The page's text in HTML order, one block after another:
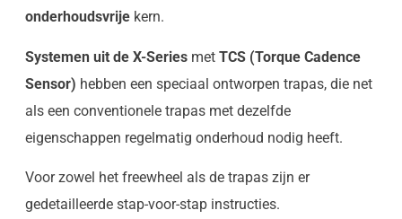
onderhoudsvrijekern.
Systemen uit de X-Seriesmet TCS (Torque Cadence
Sensor) hebben een speciaal ontworpen trapas, die net
als een conventionele trapas met dezelfde
eigenschappen regelmatig onderhoud nodig heeft.
Voor zowel het freewheel als de trapas zijn er
gedetailleerde stap-voor-stap instructies.